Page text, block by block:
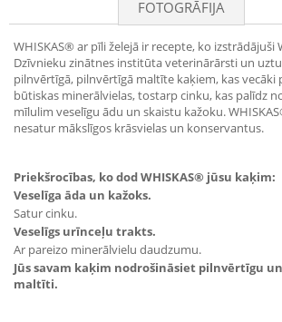
FOTOGRĀFIJA
WHISKAS® ar pīli želejā ir recepte, ko izstrādājuši
Dzīvnieku zinātnes institūta veterinārārsti un
pilnvērtīgā, pilnvērtīgā maltīte kaķiem, kas vecāki
būtiskas minerālvielas, tostarp cinku, kas palīdz
mīlulim veselīgu ādu un skaistu kažoku.
nesatur mākslīgos krāsvielas un konservantus.
Priekšrocības, ko dod WHISKAS® jūsu kaķim:
Veselīga āda un kažoks.
Satur cinku.
Veselīgs urīnceļu trakts.
Ar pareizo minerālvielu daudzumu.
Jūs savam kaķim nodrošināsiet pilnvērtīgu
maltīti.